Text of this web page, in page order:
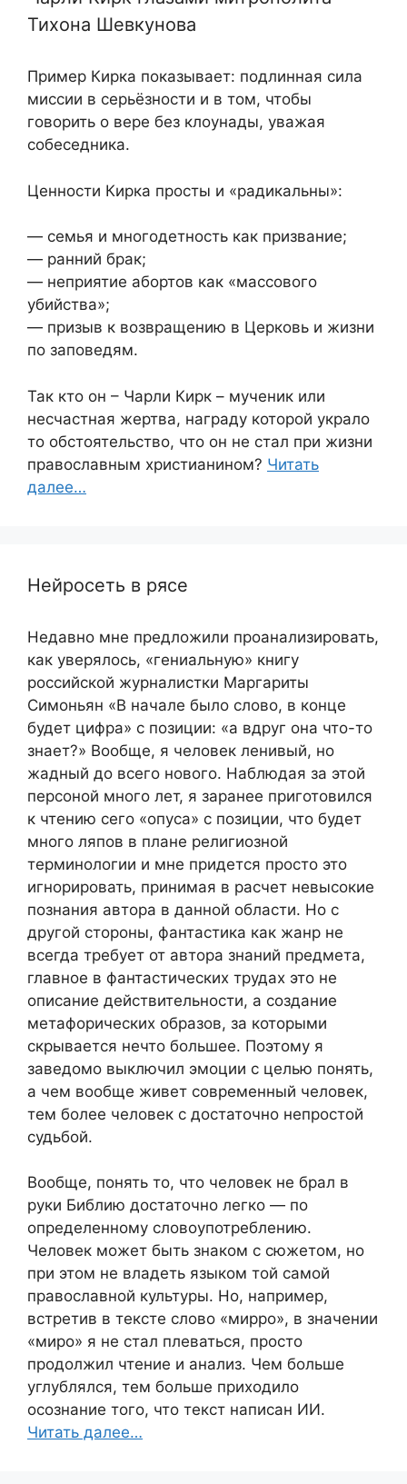
Тихона Шевкунова
Пример Кирка показывает: подлинная сила
миссии в серьёзности и в том, чтобы
говорить о вере без клоунады, уважая
собеседника.
Ценности Кирка просты и «радикальны»:
— семья и многодетность как призвание;
— ранний брак;
— неприятие абортов как «массового
убийства»;
— призыв к возвращению в Церковь и жизни
по заповедям.
Так кто он – Чарли Кирк – мученик или
несчастная жертва, награду которой украло
то обстоятельство, что он не стал при жизни
православным христианином? Читать
далее…
Нейросеть в рясе
Недавно мне предложили проанализировать,
как уверялось, «гениальную» книгу
российской журналистки Маргариты
Симоньян «В начале было слово, в конце
будет цифра» с позиции: «а вдруг она что-то
знает?» Вообще, я человек ленивый, но
жадный до всего нового. Наблюдая за этой
персоной много лет, я заранее приготовился
к чтению сего «опуса» с позиции, что будет
много ляпов в плане религиозной
терминологии и мне придется просто это
игнорировать, принимая в расчет невысокие
познания автора в данной области. Но с
другой стороны, фантастика как жанр не
всегда требует от автора знаний предмета,
главное в фантастических трудах это не
описание действительности, а создание
метафорических образов, за которыми
скрывается нечто большее. Поэтому я
заведомо выключил эмоции с целью понять,
а чем вообще живет современный человек,
тем более человек с достаточно непростой
судьбой.
Вообще, понять то, что человек не брал в
руки Библию достаточно легко — по
определенному словоупотреблению.
Человек может быть знаком с сюжетом, но
при этом не владеть языком той самой
православной культуры. Но, например,
встретив в тексте слово «мирро», в значении
«миро» я не стал плеваться, просто
продолжил чтение и анализ. Чем больше
углублялся, тем больше приходило
осознание того, что текст написан ИИ.
Читать далее…